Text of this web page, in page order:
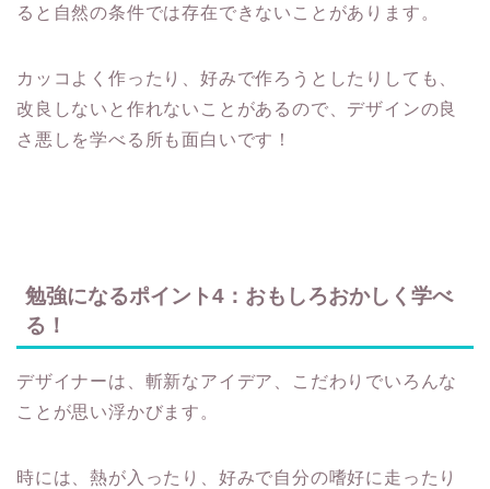
ると自然の条件では存在できないことがあります。
カッコよく作ったり、好みで作ろうとしたりしても、
改良しないと作れないことがあるので、デザインの良
さ悪しを学べる所も面白いです！
勉強になるポイント4：おもしろおかしく学べ
る！
デザイナーは、斬新なアイデア、こだわりでいろんな
ことが思い浮かびます。
時には、熱が入ったり、好みで自分の嗜好に走ったり